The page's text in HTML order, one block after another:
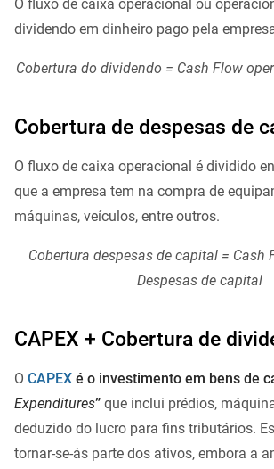
O fluxo de caixa operacional ou
dividendo em dinheiro pago pela
Cobertura do dividendo = Cash Flow
Cobertura de despesas de
O fluxo de caixa operacional é dividido
que a empresa tem na compra de
máquinas, veículos, entre outros.
Cobertura despesas de capital = Cash
Despesas de capital
CAPEX + Cobertura de
O CAPEX é o investimento em bens de
Expenditures” que inclui prédios,
deduzido do lucro para fins tributários.
tornar-se-ás parte dos ativos, embora a